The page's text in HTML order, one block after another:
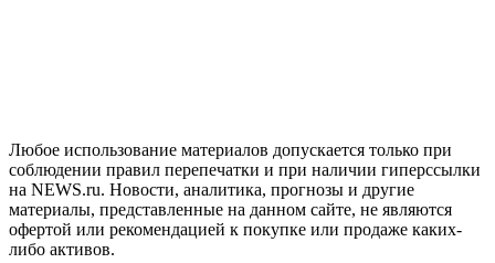
Любое использование материалов допускается только при
соблюдении правил перепечатки и при наличии гиперссылки
на NEWS.ru. Новости, аналитика, прогнозы и другие
материалы, представленные на данном сайте, не являются
офертой или рекомендацией к покупке или продаже каких-
либо активов.